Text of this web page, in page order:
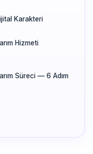
Karakteri
Hizmeti
Süreci — 6 Adım